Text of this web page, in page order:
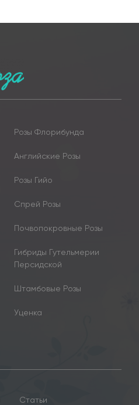
Розы Флорибунда
Английские Розы
Розы Гийо
Спрей Розы
Почвопокровные Розы
Гибриды Гутельмерии
Персидской
Штамбовые Розы
Уценка
Статьи